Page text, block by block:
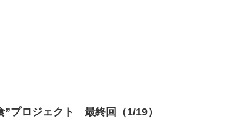
”プロジェクト 最終回（1/19）